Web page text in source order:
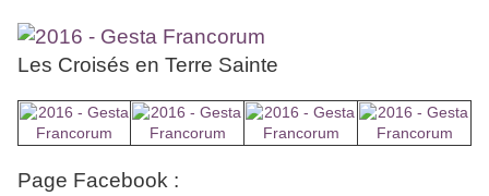
Les Croisés en Terre Sainte
Page Facebook :